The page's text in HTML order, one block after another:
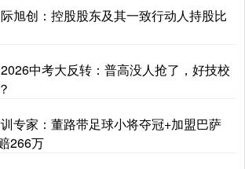
旭创：控股股东及其一致行动人持股比
中考大反转：普高没人抢了，好技校
专家：董路带足球小将夺冠+加盟巴萨
266万